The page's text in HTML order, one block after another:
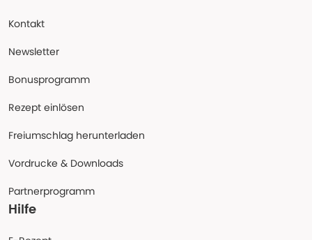
Kontakt
Newsletter
Bonusprogramm
Rezept einlösen
Freiumschlag herunterladen
Vordrucke & Downloads
Partnerprogramm
Hilfe